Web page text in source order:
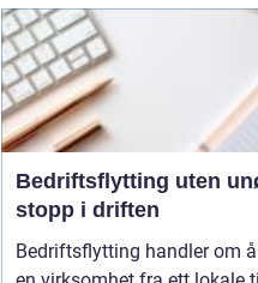
Bedriftsflytting uten
stopp i driften
Bedriftsflytting handler om